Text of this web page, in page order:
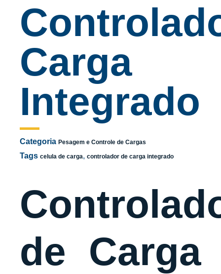
Carga
Integrado
Categoria Pesagem e Controle de Cargas
Tags celula de carga, controlador de carga integrado
de Carga